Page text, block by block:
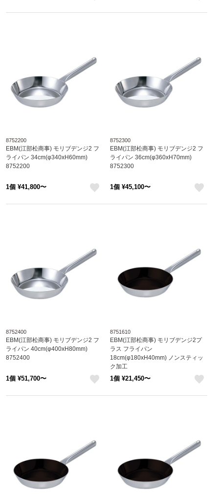
8752200
EBM(江部松商事) モリブデンジ2 フ
ライパン 34cm(φ340xH60mm)
8752200
1個 ¥41,800〜
8752300
EBM(江部松商事) モリブデンジ2 フ
ライパン 36cm(φ360xH70mm)
8752300
1個 ¥45,100〜
8752400
EBM(江部松商事) モリブデンジ2 フ
ライパン 40cm(φ400xH80mm)
8752400
1個 ¥51,700〜
8751610
EBM(江部松商事) モリブデンジ2プ
ラス フライパン
18cm(φ180xH40mm) ノンスティッ
ク加工
8751610
1個 ¥21,450〜